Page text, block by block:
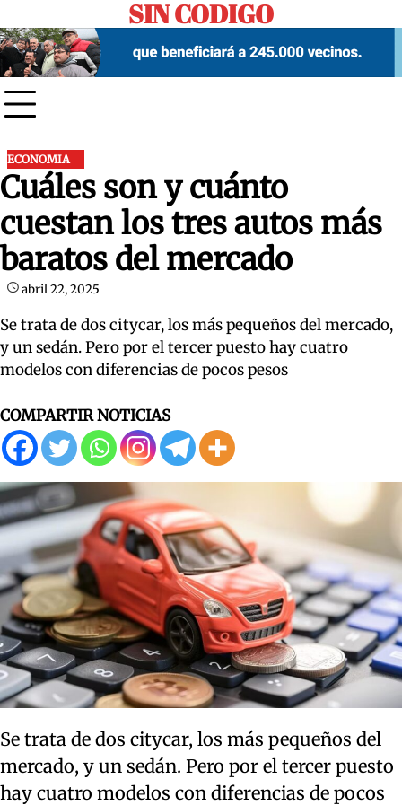
to
content
SIN CODIGO
ECONOMIA
Cuáles son y cuánto
cuestan los tres autos más
baratos del mercado
abril 22, 2025
Se trata de dos citycar, los más pequeños del mercado,
y un sedán. Pero por el tercer puesto hay cuatro
modelos con diferencias de pocos pesos
COMPARTIR NOTICIAS
Se trata de dos citycar, los más pequeños del
mercado, y un sedán. Pero por el tercer puesto
hay cuatro modelos con diferencias de pocos